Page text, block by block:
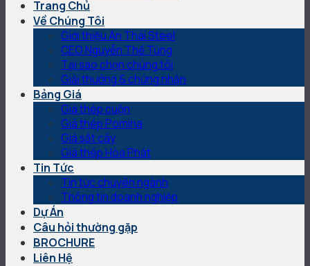
Trang Chủ
Về Chúng Tôi
Giới thiệu An Thái Steel
CEO Nguyễn Thế Tùng
Tại sao chọn chúng tôi
Giải thưởng & chứng nhận
Bảng Giá
Giá thép cuộn
Giá thép Pomina
Giá sắt cây
Giá thép Hòa Phát
Tin Tức
Tin tức chuyên ngành
Thông tin doanh nghiệp
Dự Án
Câu hỏi thường gặp
BROCHURE
Liên Hệ